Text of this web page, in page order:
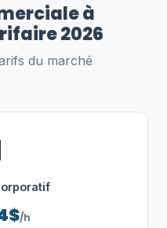
à
2026
du marché
/h